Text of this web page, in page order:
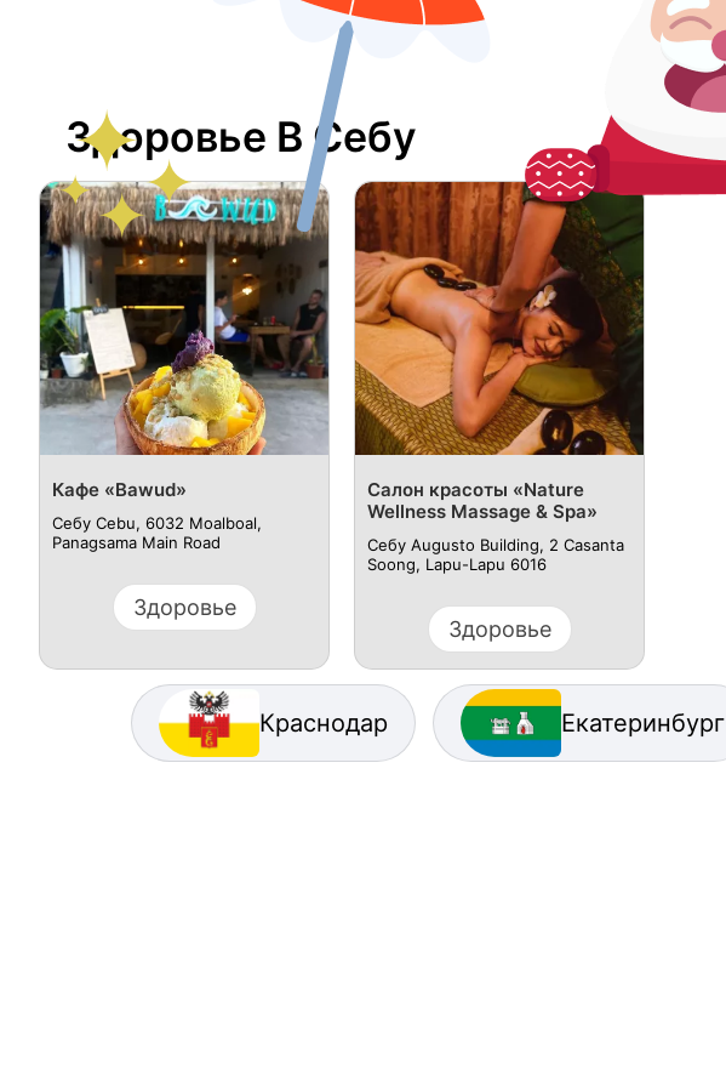
Здоровье В Себу
Кафе «Bawud»
Себу Cebu, 6032 Moalboal,
Panagsama Main Road
Здоровье
Салон красоты «Nature
Wellness Massage & Spa»
Себу Augusto Building, 2 Casanta
Soong, Lapu-Lapu 6016
Здоровье
Краснодар Екатеринбург